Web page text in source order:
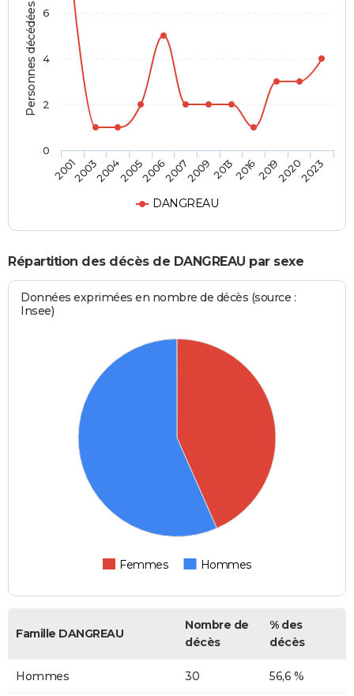
Personnes décédées
DANGREAU
200120032004200520062007200920132016201920202023
0
2
4
6
Répartition des décès de DANGREAU par sexe
Données exprimées en nombre de décès (source :
Insee)
Femmes Hommes
Famille DANGREAU
Nombre de
décès
% des
décès
Hommes 30 56,6 %